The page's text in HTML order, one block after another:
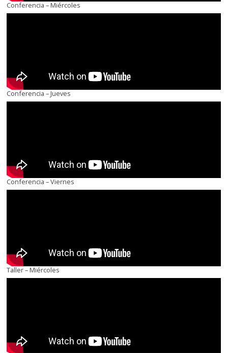
Conferencia – Miércoles
Conferencia – Jueves
Conferencia – Viernes
Taller – Miércoles